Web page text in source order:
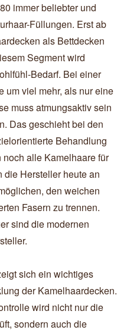
immer beliebter und
Füllungen. Erst ab
als Bettdecken
Segment wird
Bedarf. Bei einer
um viel mehr, als nur eine
muss atmungsaktiv sein
Das geschieht bei den
Behandlung
alle Kamelhaare für
die Hersteller heute an
den weichen
Fasern zu trennen.
sind die modernen
sich ein wichtiges
der Kamelhaardecken.
wird nicht nur die
sondern auch die